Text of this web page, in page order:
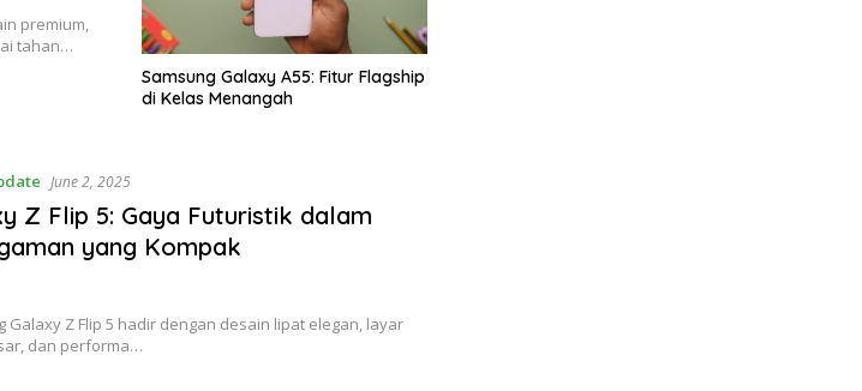
premium,
tahan…
Samsung Galaxy A55: Fitur Flagship
di Kelas Menangah
June 2, 2025
Z Flip 5: Gaya Futuristik dalam
yang Kompak
Galaxy Z Flip 5 hadir dengan desain lipat elegan, layar
dan performa…